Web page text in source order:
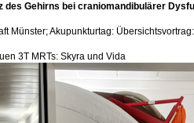
des Gehirns bei craniomandibulärer
Münster; Akupunkturtag:
3T MRTs: Skyra und Vida